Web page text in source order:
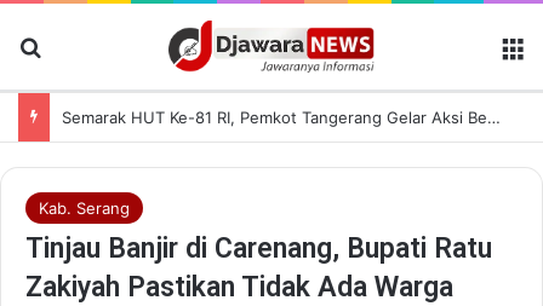
Semarak HUT Ke-81 RI, Pemkot Tangerang Gelar Aksi Bersih Kota dan Bagikan Bendera Merah Putih
Kab. Serang
Tinjau Banjir di Carenang, Bupati Ratu
Zakiyah Pastikan Tidak Ada Warga